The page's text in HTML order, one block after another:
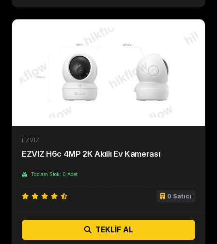
EZVIZ
EZVIZ H6c 4MP 2K Akıllı Ev Kamerası
Toplam Stok: 0 Adet
0 Satıcı
TEKLIF AL